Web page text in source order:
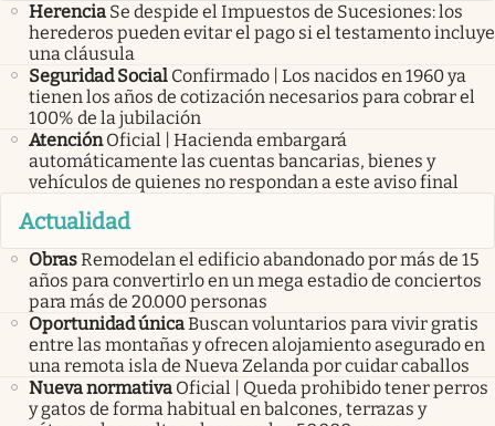
Herencia Se despide el Impuestos de Sucesiones: los
herederos pueden evitar el pago si el testamento incluye
una cláusula
Seguridad Social Confirmado | Los nacidos en 1960 ya
tienen los años de cotización necesarios para cobrar el
100% de la jubilación
Atención Oficial | Hacienda embargará
automáticamente las cuentas bancarias, bienes y
vehículos de quienes no respondan a este aviso final
Actualidad
ObrasRemodelan el edificio abandonado por más de 15
años para convertirlo en un mega estadio de conciertos
para más de 20.000 personas
Oportunidad únicaBuscan voluntarios para vivir gratis
entre las montañas y ofrecen alojamiento asegurado en
una remota isla de Nueva Zelanda por cuidar caballos
Nueva normativa Oficial | Queda prohibido tener perros
y gatos de forma habitual en balcones, terrazas y